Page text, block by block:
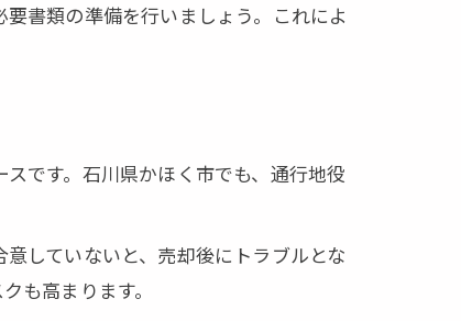
たしません
書類の準備を行いましょう。これによ
です。石川県かほく市でも、通行地役
していないと、売却後にトラブルとな
も高まります。